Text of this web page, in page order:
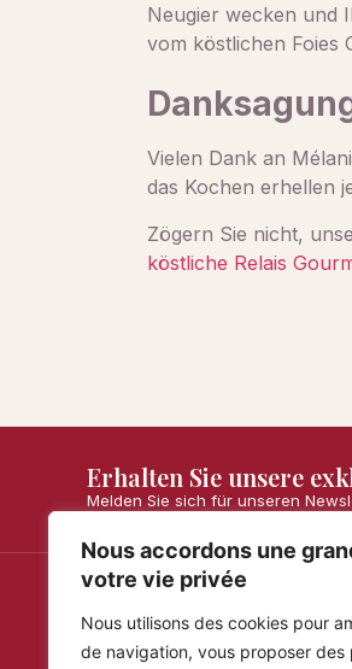
Nous accordons une
votre vie privée
Nous utilisons des cookies pour
de navigation, vous proposer
Neugier wecken und
vom köstlichen Foies
Vielen Dank an
das Kochen erhellen
Zögern Sie nicht,
köstliche Relais
Erhalten Sie unsere
Melden Sie sich für unseren
Maria Simona
Handgemachte Turrons,